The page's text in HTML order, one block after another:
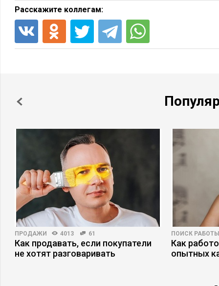
Расскажите коллегам:
ПРОДАЖИ 4013 61
Как продавать, если покупатели
не хотят разговаривать
ПОИСК РАБОТЫ
Как
опытных